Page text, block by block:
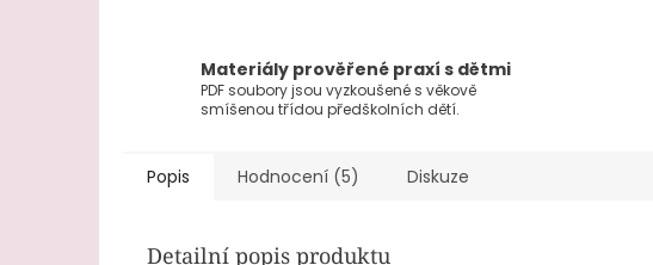
Materiály prověřené praxí s dětmi
PDF soubory jsou vyzkoušené s věkově
smíšenou třídou předškolních dětí.
Popis Hodnocení (5) Diskuze
Detailní popis produktu